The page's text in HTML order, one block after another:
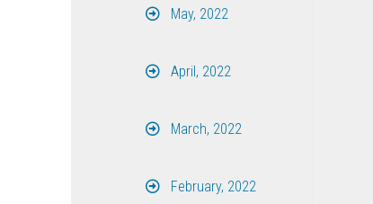
May, 2022
April, 2022
March, 2022
February, 2022